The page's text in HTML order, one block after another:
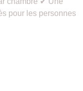
pour les personnes